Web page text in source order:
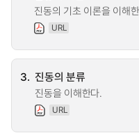
진동의 기초 이론을 이해
URL
3. 진동의 분류
진동을 이해한다.
URL